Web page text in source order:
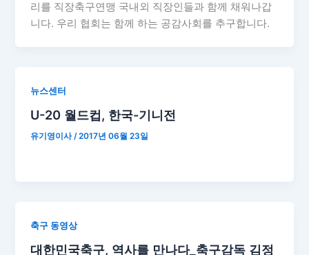
리를 직장축구연맹 국내외 직장인들과 함께 채워나갑
니다. 우리 협회는 함께 하는 공감사회를 추구합니다.
뉴스센터
U-20 월드컵, 한국-기니전
유기영이사 /2017년 06월 23일
축구 동영상
대한민국축구, 역사를 만나다_축구감독 김정